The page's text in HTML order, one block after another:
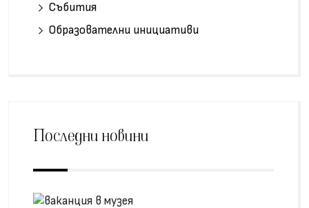
Събития
Образователни инициативи
Последни новини